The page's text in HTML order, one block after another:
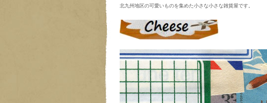
北九州地区の可愛いものを集めた小さな小さな雑貨屋です。